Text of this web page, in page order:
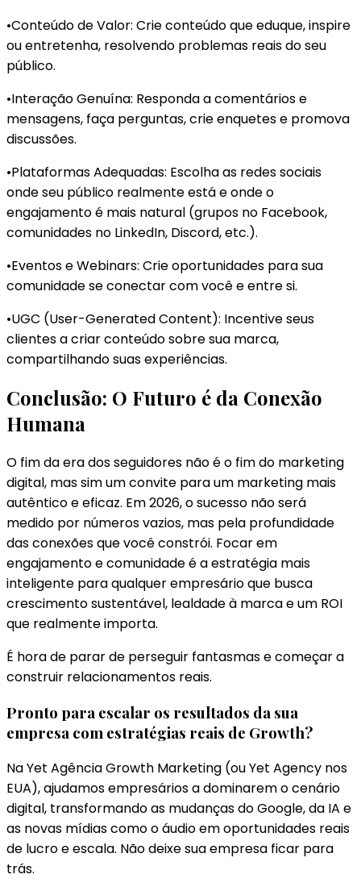
•Conteúdo de Valor: Crie conteúdo que eduque, inspire
ou entretenha, resolvendo problemas reais do seu
público.
•Interação Genuína: Responda a comentários e
mensagens, faça perguntas, crie enquetes e promova
discussões.
•Plataformas Adequadas: Escolha as redes sociais
onde seu público realmente está e onde o
engajamento é mais natural (grupos no Facebook,
comunidades no LinkedIn, Discord, etc.).
•Eventos e Webinars: Crie oportunidades para sua
comunidade se conectar com você e entre si.
•UGC (User-Generated Content): Incentive seus
clientes a criar conteúdo sobre sua marca,
compartilhando suas experiências.
Conclusão: O Futuro é da Conexão
Humana
O fim da era dos seguidores não é o fim do marketing
digital, mas sim um convite para um marketing mais
autêntico e eficaz. Em 2026, o sucesso não será
medido por números vazios, mas pela profundidade
das conexões que você constrói. Focar em
engajamento e comunidade é a estratégia mais
inteligente para qualquer empresário que busca
crescimento sustentável, lealdade à marca e um ROI
que realmente importa.
É hora de parar de perseguir fantasmas e começar a
construir relacionamentos reais.
Pronto para escalar os resultados da sua
empresa com estratégias reais de Growth?
Na Yet Agência Growth Marketing (ou Yet Agency nos
EUA), ajudamos empresários a dominarem o cenário
digital, transformando as mudanças do Google, da IA e
as novas mídias como o áudio em oportunidades reais
de lucro e escala. Não deixe sua empresa ficar para
trás.